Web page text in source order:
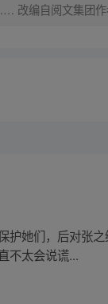
改编自阅文集团
她们，后对张
不太会说谎...